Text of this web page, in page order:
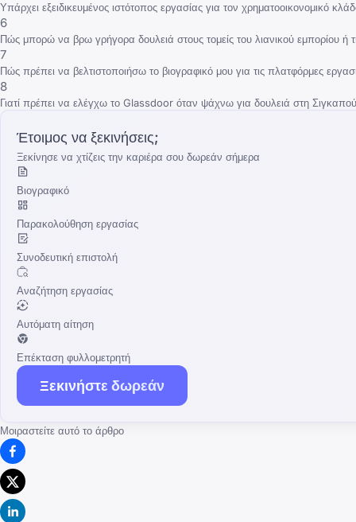
Υπάρχει εξειδικευμένος ιστότοπος εργασίας για τον χρηματοοικονομικό
6
Πώς μπορώ να βρω γρήγορα δουλειά στους τομείς του λιανικού εμπορίου ή
7
Πώς πρέπει να βελτιστοποιήσω το βιογραφικό μου για τις πλατφόρμες
8
Γιατί πρέπει να ελέγχω το Glassdoor όταν ψάχνω για δουλειά στη
Έτοιμος να ξεκινήσεις;
Ξεκίνησε να χτίζεις την καριέρα σου δωρεάν σήμερα
Βιογραφικό
Παρακολούθηση εργασίας
Συνοδευτική επιστολή
Αναζήτηση εργασίας
Αυτόματη αίτηση
Επέκταση φυλλομετρητή
Ξεκινήστε δωρεάν
Μοιραστείτε αυτό το άρθρο